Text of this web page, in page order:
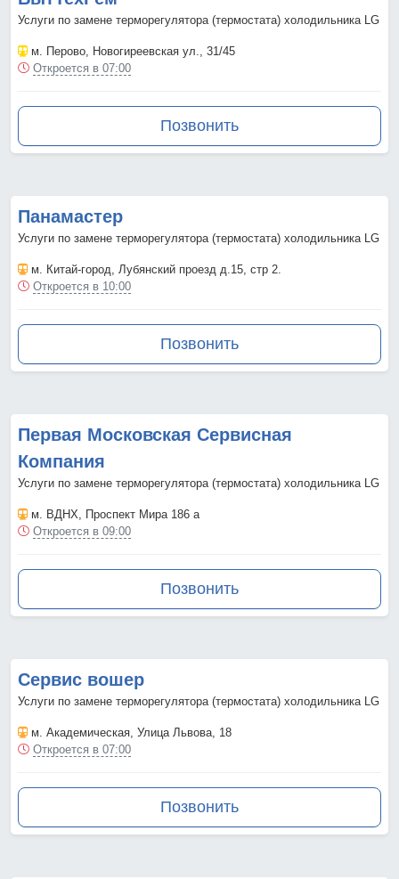
Услуги по замене терморегулятора (термостата) холодильника LG
м. Перово, Новогиреевская ул., 31/45
Откроется в 07:00
Позвонить
Панамастер
Услуги по замене терморегулятора (термостата) холодильника LG
м. Китай-город, Лубянский проезд д.15, стр 2.
Откроется в 10:00
Позвонить
Первая Московская Сервисная
Компания
Услуги по замене терморегулятора (термостата) холодильника LG
м. ВДНХ, Проспект Мира 186 а
Откроется в 09:00
Позвонить
Сервис вошер
Услуги по замене терморегулятора (термостата) холодильника LG
м. Академическая, Улица Львова, 18
Откроется в 07:00
Позвонить